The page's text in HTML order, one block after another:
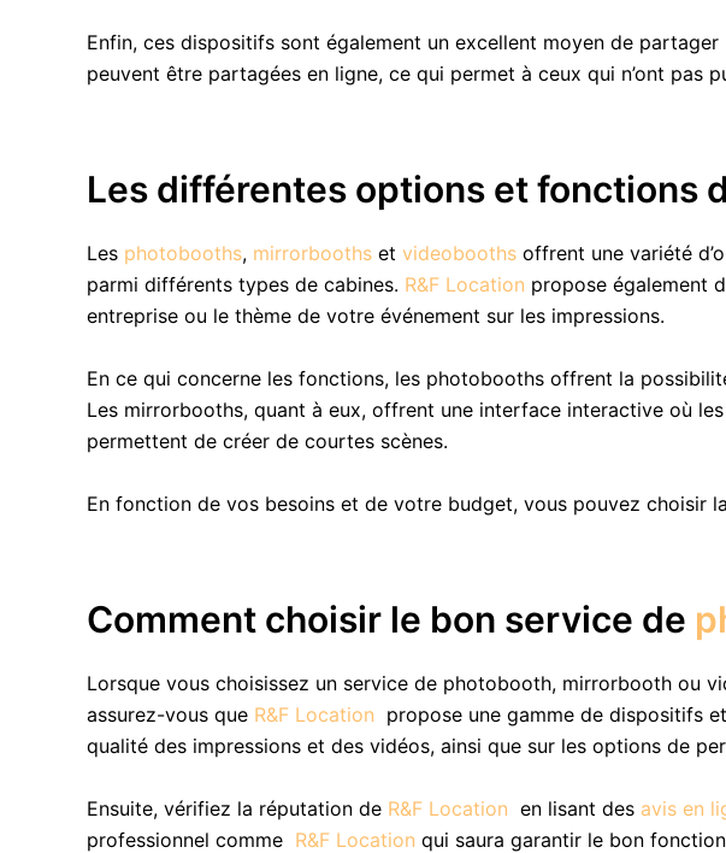
Enfin, ces dispositifs sont également un excellent moyen de
peuvent être partagées en ligne, ce qui permet à ceux qui n’ont pas
Les différentes options et fonctions
Les photobooths, mirrorbooths et videobooths offrent une variété
parmi différents types de cabines. R&F Location propose également
entreprise ou le thème de votre événement sur les impressions.
En ce qui concerne les fonctions, les photobooths offrent la
Les mirrorbooths, quant à eux, offrent une interface interactive où
permettent de créer de courtes scènes.
En fonction de vos besoins et de votre budget, vous pouvez choisir
Comment choisir le bon service de
Lorsque vous choisissez un service de photobooth, mirrorbooth ou
assurez-vous que R&F Location propose une gamme de dispositifs
qualité des impressions et des vidéos, ainsi que sur les options de
Ensuite, vérifiez la réputation de R&F Location en lisant des avis en
professionnel comme R&F Location qui saura garantir le bon